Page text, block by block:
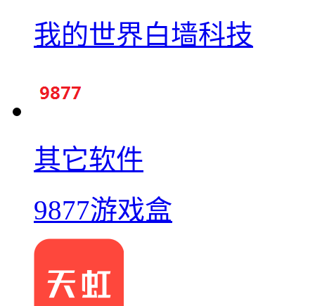
我的世界白墙科技
其它软件
9877游戏盒